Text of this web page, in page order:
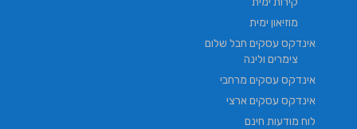
מוזיאון ימית
אינדקס עסקים חבל שלום
צימרים ולינה
אינדקס עסקים מרחבי
אינדקס עסקים ארצי
לוח מודעות חינם